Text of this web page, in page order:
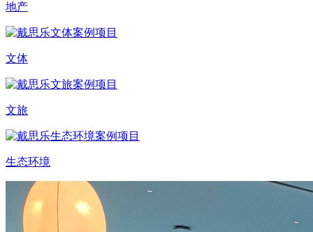
地产
文体
文旅
生态环境